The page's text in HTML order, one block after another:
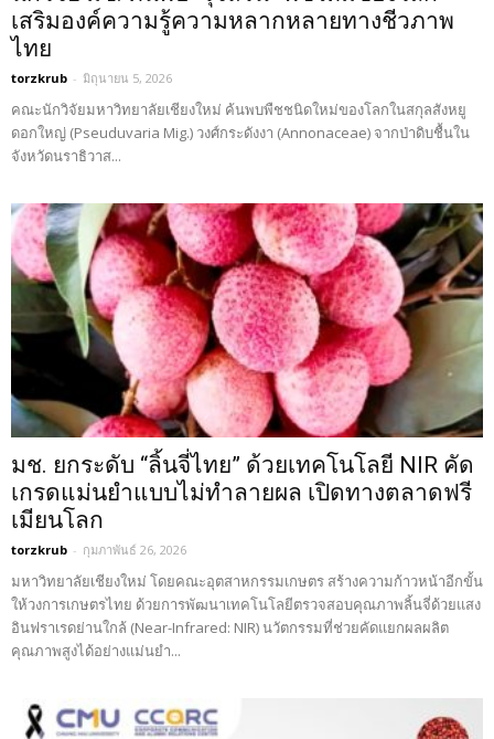
เสริมองค์ความรู้ความหลากหลายทางชีวภาพ
ไทย
torzkrub - มิถุนายน 5, 2026
คณะนักวิจัยมหาวิทยาลัยเชียงใหม่ ค้นพบพืชชนิดใหม่ของโลกในสกุลสังหยู
ดอกใหญ่ (Pseuduvaria Mig.) วงศ์กระดังงา (Annonaceae) จากป่าดิบชื้นใน
จังหวัดนราธิวาส...
มช. ยกระดับ “ลิ้นจี่ไทย” ด้วยเทคโนโลยี NIR คัด
เกรดแม่นยำแบบไม่ทำลายผล เปิดทางตลาดฟรี
เมียนโลก
torzkrub - กุมภาพันธ์ 26, 2026
มหาวิทยาลัยเชียงใหม่ โดยคณะอุตสาหกรรมเกษตร สร้างความก้าวหน้าอีกขั้น
ให้วงการเกษตรไทย ด้วยการพัฒนาเทคโนโลยีตรวจสอบคุณภาพลิ้นจี่ด้วยแสง
อินฟราเรดย่านใกล้ (Near-Infrared: NIR) นวัตกรรมที่ช่วยคัดแยกผลผลิต
คุณภาพสูงได้อย่างแม่นยำ...